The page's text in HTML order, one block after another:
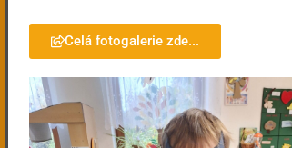
Celá fotogalerie zde...